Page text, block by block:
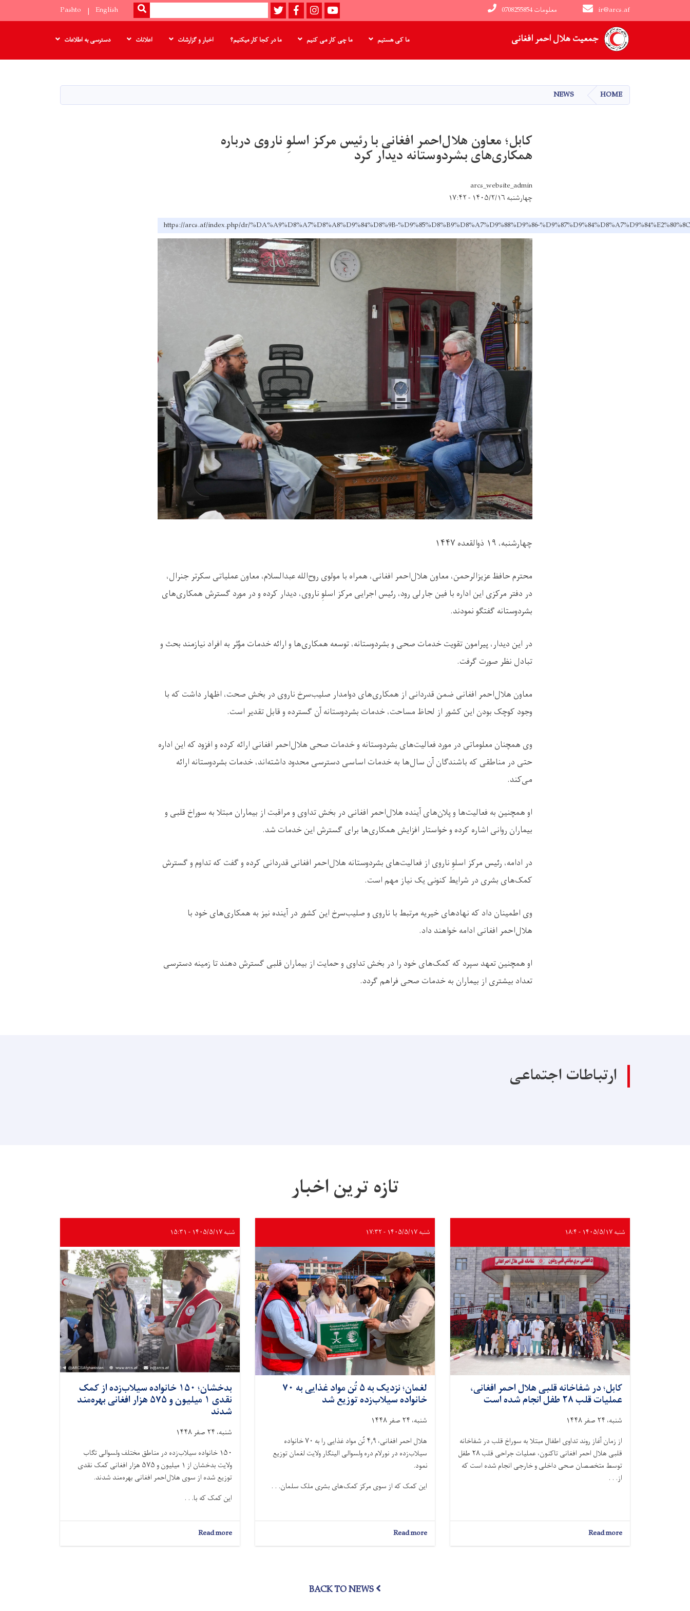
content
جمعیت هلال احمر افغانی
ir@arcs.af 0708255854 معلومات Youtube
instagram
Facebook
Twitter
Search
SEARCH
English
Pashto
Main navigation
ما کی هستیم ما چی کار می کنیم ما در کجا کار میکنیم؟ اخبار و گزارشات اعلانات دسترسی به اطلاعات
HOME
NEWS
کابل؛ معاون هلال‌احمر افغانی با رئیس مرکز اسلوِ ناروی درباره
همکاری‌های بشردوستانه دیدار کرد
arcs_website_admin
چهارشنبه ۱۴۰۵/۲/۱۶ - ۱۷:۴۲
https://arcs.af/index.php/dr/%DA%A9%D8%A7%D8%A8%D9%84%D8%9B-%D9%85%D8%B9%D8%A7%D9%88%D9%86-
چهارشنبه، ۱۹ ذوالقعده ۱۴۴۷
محترم حافظ عزیزالرحمن، معاون هلال‌احمر افغانی، همراه با مولوی روح‌الله عبدالسلام، معاون عملیاتی سکرتر جنرال،
در دفتر مرکزی این اداره با فین جارلى رود، رئیس اجرایی مرکز اسلوِ ناروی، دیدار کرده و در مورد گسترش همکاری‌های
بشردوستانه گفتگو نمودند.
در این دیدار، پیرامون تقویت خدمات صحی و بشردوستانه، توسعه همکاری‌ها و ارائه خدمات مؤثر به افراد نیازمند بحث و
تبادل نظر صورت گرفت.
معاون هلال‌احمر افغانی ضمن قدردانی از همکاری‌های دوامدار صلیب‌سرخ ناروی در بخش صحت، اظهار داشت که با
وجود کوچک بودن این کشور از لحاظ مساحت، خدمات بشردوستانه آن گسترده و قابل تقدیر است.
وی همچنان معلوماتی در مورد فعالیت‌های بشردوستانه و خدمات صحی هلال‌احمر افغانی ارائه کرده و افزود که این اداره
حتی در مناطقی که باشندگان آن سال‌ها به خدمات اساسی دسترسی محدود داشته‌اند، خدمات بشردوستانه ارائه
می‌کند.
او همچنین به فعالیت‌ها و پلان‌های آینده هلال‌احمر افغانی در بخش تداوی و مراقبت از بیماران مبتلا به سوراخ قلبی و
بیماران روانی اشاره کرده و خواستار افزایش همکاری‌ها برای گسترش این خدمات شد.
در ادامه، رئیس مرکز اسلوِ ناروی از فعالیت‌های بشردوستانه هلال‌احمر افغانی قدردانی کرده و گفت که تداوم و گسترش
کمک‌های بشری در شرایط کنونی یک نیاز مهم است.
وی اطمینان داد که نهادهای خیریه مرتبط با ناروی و صلیب‌سرخ این کشور در آینده نیز به همکاری‌های خود با
هلال‌احمر افغانی ادامه خواهند داد.
او همچنین تعهد سپرد که کمک‌های خود را در بخش تداوی و حمایت از بیماران قلبی گسترش دهند تا زمینه دسترسی
تعداد بیشتری از بیماران به خدمات صحی فراهم گردد.
ارتباطات اجتماعی
تازه ترین اخبار
شنبه ۱۴۰۵/۵/۱۷ - ۱۸:۴
کابل؛ در شفاخانه قلبی هلال احمر افغانی،
عملیات قلب ۲۸ طفل انجام شده است
شنبه، ۲۴ صفر ۱۴۴۸
از زمان آغاز روند تداوی اطفال مبتلا به سوراخ قلب در شفاخانه
قلبی هلال احمر افغانی تاکنون، عملیات جراحی قلب ۲۸ طفل
توسط متخصصان صحی داخلی و خارجی انجام شده است که
از. . .
Read more
کابل؛
شنبه ۱۴۰۵/۵/۱۷ - ۱۷:۳۲
لغمان؛ نزدیک به ۵ تُن مواد غذایی به ۷۰
خانواده سیلاب‌زده توزیع شد
شنبه، ۲۴ صفر ۱۴۴۸
هلال احمر افغانی، ۴٫۹ تُن مواد غذایی را به ۷۰ خانواده
سیلاب‌زده در نورلام دره ولسوالی الینگار ولایت لغمان توزیع
نمود.
این کمک که از سوی مرکز کمک‌های بشرى ملک سلمان. . .
Read more
لغمان؛
شنبه ۱۴۰۵/۵/۱۷ - ۱۵:۳۱
بدخشان؛ ۱۵۰ خانواده سیلاب‌زده از کمک
نقدی ۱ میلیون و ۵۷۵ هزار افغانی بهره‌مند
شدند
شنبه، ۲۴ صفر ۱۴۴۸
۱۵۰ خانواده سیلاب‌زده در مناطق مختلف ولسوالی تگاب
ولایت بدخشان از ۱ میلیون و ۵۷۵ هزار افغانی کمک نقدی
توزيع شده از سوی هلال‌احمر افغانی بهره‌مند شدند.
این کمک که با. . .
Read more
بدخشان؛
BACK TO NEWS